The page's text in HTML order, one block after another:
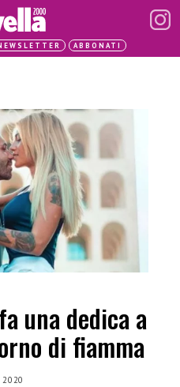
ABBONATI
una dedica a
di fiamma
2020